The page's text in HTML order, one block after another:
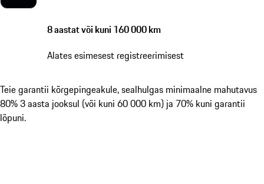
8 aastat või kuni 160 000 km
Alates esimesest registreerimisest
Teie garantii kõrgepingeakule, sealhulgas minimaalne mahutavus
80% 3 aasta jooksul (või kuni 60 000 km) ja 70% kuni garantii
lõpuni.